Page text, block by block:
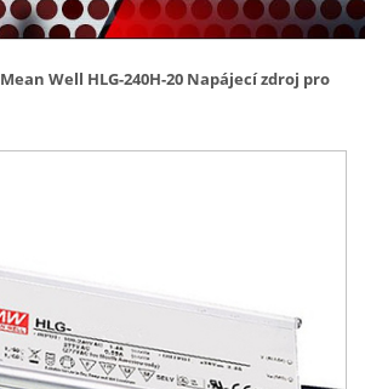
Mean Well HLG-240H-20 Napájecí zdroj pro